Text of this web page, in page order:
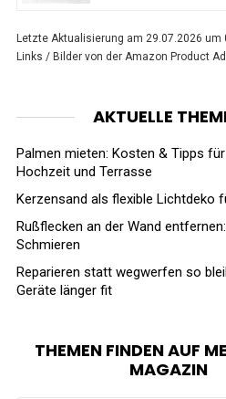
Letzte Aktualisierung am 29.07.2026 um
Links / Bilder von der Amazon Product
AKTUELLE
Palmen mieten: Kosten & Tipps
Hochzeit und Terrasse
Kerzensand als flexible Lichtdeko
Rußflecken an der Wand
Schmieren
Reparieren statt wegwerfen so
Geräte länger fit
THEMEN FINDEN AUF
MAGAZIN